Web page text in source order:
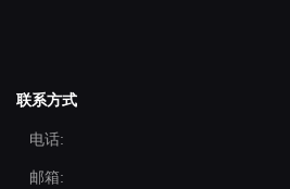
联系方式
电话:
邮箱: